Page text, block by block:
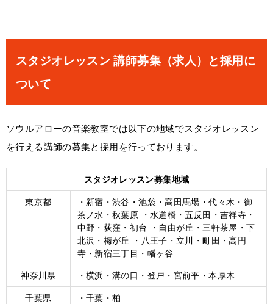
スタジオレッスン 講師募集（求人）と採用に
ついて
ソウルアローの音楽教室では以下の地域でスタジオレッスン
を行える講師の募集と採用を行っております。
スタジオレッスン募集地域
東京都
・新宿・渋谷・池袋・高田馬場・代々木・御
茶ノ水・秋葉原 ・水道橋・五反田・吉祥寺・
中野・荻窪・初台 ・自由が丘・三軒茶屋・下
北沢・梅が丘 ・八王子・立川・町田・高円
寺・新宿三丁目・幡ヶ谷
神奈川県
・横浜・溝の口・登戸・宮前平・本厚木
千葉県
・千葉・柏